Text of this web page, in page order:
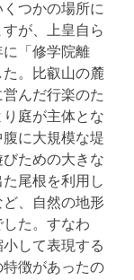
つかの場所に
が、上皇自ら
に「修学院離
。比叡山の麓
んだ行楽のた
庭が主体とな
に大規模な堤
ための大きな
尾根を利用し
、自然の地形
た。すなわ
して表現する
徴があったの